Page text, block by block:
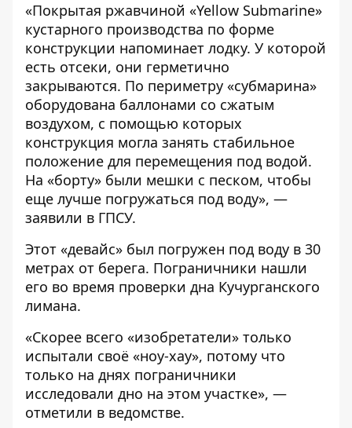
«Покрытая ржавчиной «Yellow Submarine»
кустарного производства по форме
конструкции напоминает лодку. У которой
есть отсеки, они герметично
закрываются. По периметру «субмарина»
оборудована баллонами со сжатым
воздухом, с помощью которых
конструкция могла занять стабильное
положение для перемещения под водой.
На «борту» были мешки с песком, чтобы
еще лучше погружаться под воду», —
заявили в ГПСУ.
Этот «девайс» был погружен под воду в 30
метрах от берега. Пограничники нашли
его во время проверки дна Кучурганского
лимана.
«Скорее всего «изобретатели» только
испытали своё «ноу-хау», потому что
только на днях пограничники
исследовали дно на этом участке», —
отметили в ведомстве.